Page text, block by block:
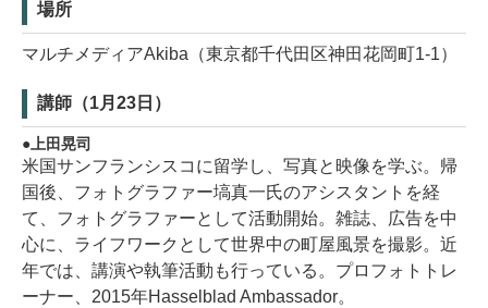
場所
マルチメディアAkiba（東京都千代田区神田花岡町1-1）
講師（1月23日）
上田晃司
米国サンフランシスコに留学し、写真と映像を学ぶ。帰
国後、フォトグラファー塙真一氏のアシスタントを経
て、フォトグラファーとして活動開始。雑誌、広告を中
心に、ライフワークとして世界中の町屋風景を撮影。近
年では、講演や執筆活動も行っている。プロフォトトレ
ーナー、2015年Hasselblad Ambassador。